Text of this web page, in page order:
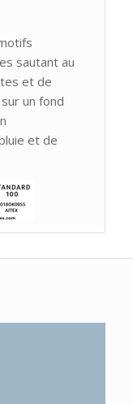
sautant au
et de
un fond
et de